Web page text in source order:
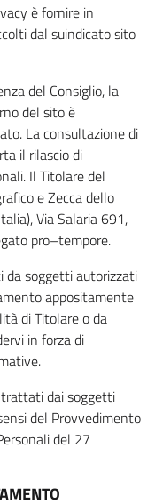
è fornire in
dal suindicato sito
del Consiglio, la
del sito è
La consultazione di
il rilascio di
Il Titolare del
e Zecca dello
Via Salaria 691,
pro–tempore.
da soggetti autorizzati
appositamente
di Titolare o da
in forza di
dai soggetti
del Provvedimento
del 27